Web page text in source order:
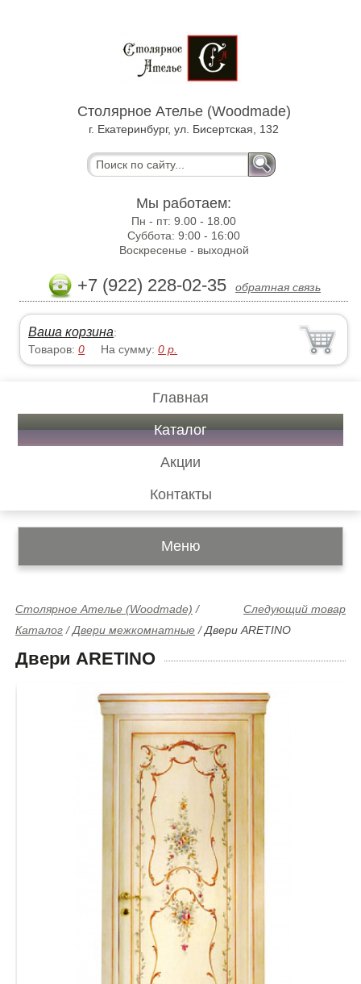
Столярное Ателье (Woodmade)
г. Екатеринбург, ул. Бисертская, 132
Мы работаем:
Пн - пт:9.00 - 18.00
Суббота:9:00 - 16:00
Воскресенье - выходной
+7 (922) 228-02-35 обратная связь
Ваша корзина:
Товаров:0 На сумму:0 р.
Главная
Каталог
Акции
Контакты
Меню
Следующий товар
Столярное Ателье (Woodmade) /
Каталог /Двери межкомнатные /Двери ARETINO
Двери ARETINO